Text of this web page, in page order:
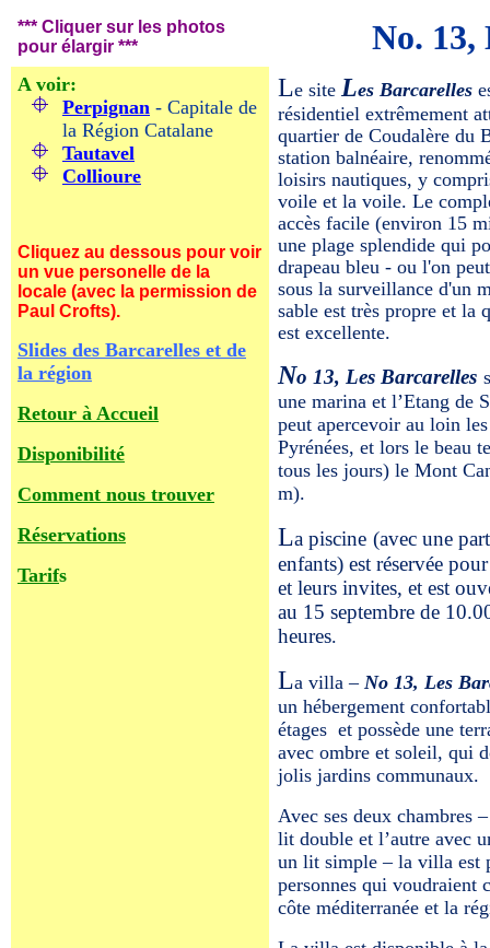
*** Cliquer sur les photos
pour élargir ***
No. 13,
A voir:
Perpignan - Capitale de
la Région Catalane
Tautavel
Collioure
Cliquez au dessous pour voir
un vue personelle de la
locale (avec la permission de
Paul Crofts).
Slides des Barcarelles et de
la région
Retour à Accueil
Disponibilité
Comment nous trouver
Réservations
Tarifs
Le site Les Barcarelles
résidentiel extrêmement
quartier de Coudalère du
station balnéaire,
loisirs nautiques, y
voile et la voile. Le
accès facile (environ 15
une plage splendide qui
drapeau bleu - ou l'on
sous la surveillance d'un
sable est très propre et la
est excellente.
No 13, Les Barcarelles
une marina et l’Etang de
peut apercevoir au loin
Pyrénées, et lors le beau
tous les jours) le Mont
m).
La piscine (avec une
enfants) est réservée
et leurs invites, et est
au 15 septembre de
heures.
La villa – No 13, Les
un hébergement
étages et possède une
avec ombre et soleil, qui
jolis jardins communaux.
Avec ses deux chambres
lit double et l’autre avec
un lit simple – la villa est
personnes qui voudraient
côte méditerranée et la